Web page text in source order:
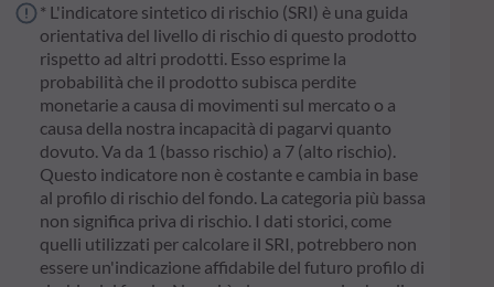
* L'indicatore sintetico di rischio (SRI) è una guida
orientativa del livello di rischio di questo prodotto
rispetto ad altri prodotti. Esso esprime la
probabilità che il prodotto subisca perdite
monetarie a causa di movimenti sul mercato o a
causa della nostra incapacità di pagarvi quanto
dovuto. Va da 1 (basso rischio) a 7 (alto rischio).
Questo indicatore non è costante e cambia in base
al profilo di rischio del fondo. La categoria più bassa
non significa priva di rischio. I dati storici, come
quelli utilizzati per calcolare il SRI, potrebbero non
essere un'indicazione affidabile del futuro profilo di